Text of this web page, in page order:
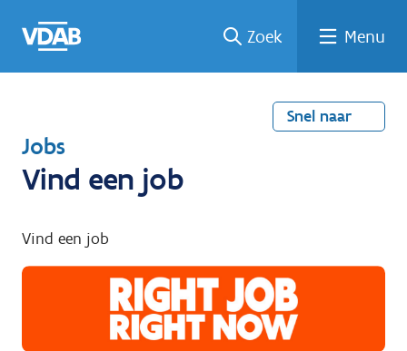
naar
een
een
job
naar
Zoek Menu
Snel naar
T
e
u
g
Jobs
Vind een job
Vind een job